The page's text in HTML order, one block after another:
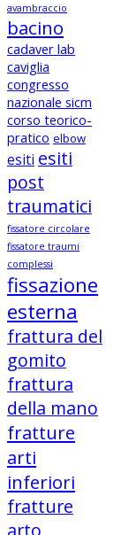
avambraccio
bacino
cadaver lab
caviglia
congresso
nazionale sicm
corso teorico-
pratico elbow
esiti esiti
post
traumatici
fissatore circolare
fissatore traumi
complessi
fissazione
esterna
frattura del
gomito
frattura
della mano
fratture
arti
inferiori
fratture
arto